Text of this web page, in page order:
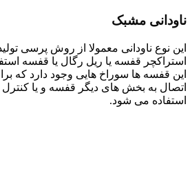
ناودانی مشبک
این نوع ناودانی معمولا از روش پرسی
استراکچر قفسه یا ریل رگال یا قفسه
این قفسه ها سوراخ هایی وجود دارد که
اتصال به بخش های دیگر قفسه و یا
استفاده می شود.